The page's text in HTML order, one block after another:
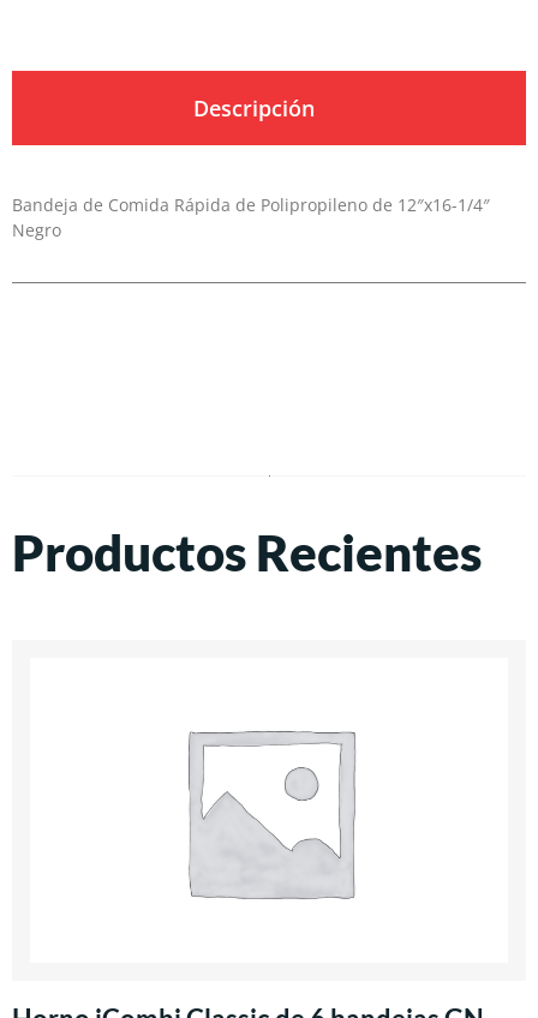
Descripción
Bandeja de Comida Rápida de Polipropileno de 12″x16-1/4″
Negro
Productos Recientes